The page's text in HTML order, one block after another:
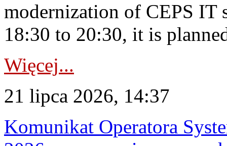
modernization of CEPS IT
18:30 to 20:30, it is
Więcej...
21 lipca 2026, 14:37
Komunikat Operatora